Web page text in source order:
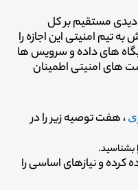
دیدی مستقیم بر کل
تیم امنیتی این اجازه را
های داده و سرویس ها
های امنیتی اطمینان
، هفت توصیه زیر را در
بشناسید.
کرده و نیازهای اساسی را